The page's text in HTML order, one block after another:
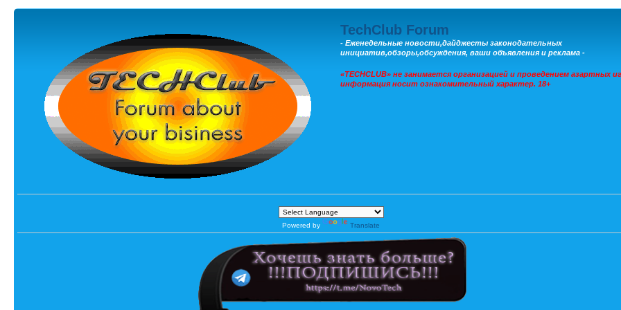
TechClub Forum
- Еженедельные новости,дайджесты законодательных
инициатив,обзоры,обсуждения, ваши объявления и реклама -
«TECHCLUB» не занимается организацией и проведением азартных
информация носит ознакомительный характер. 18+
Powered by Translate